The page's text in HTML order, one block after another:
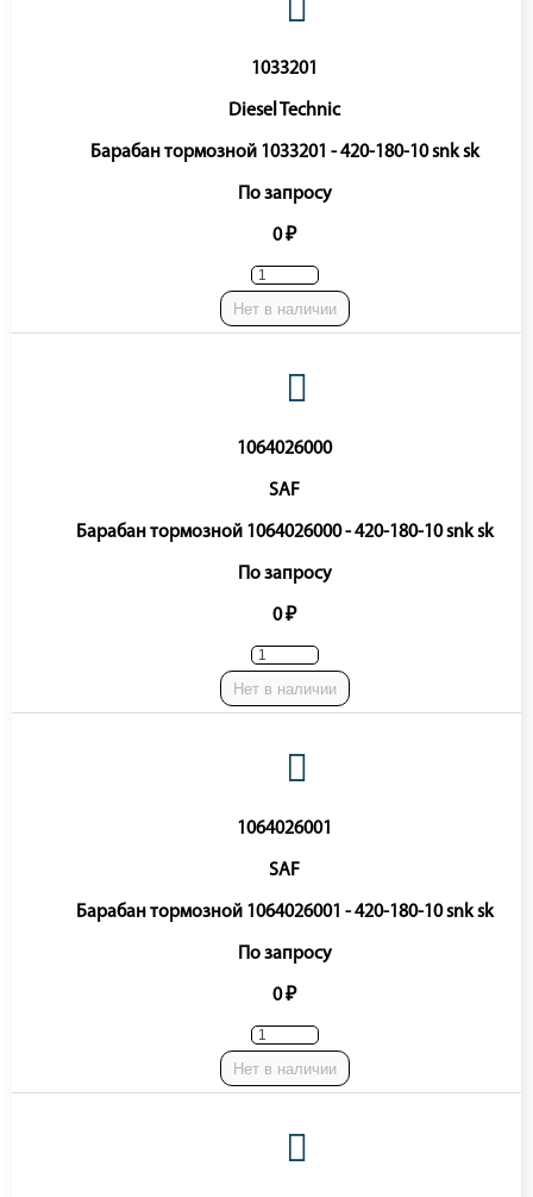
1033201
Diesel Technic
Барабан тормозной 1033201 - 420-180-10 snk sk
По запросу
0 ₽
Нет в наличии
1064026000
SAF
Барабан тормозной 1064026000 - 420-180-10 snk sk
По запросу
0 ₽
Нет в наличии
1064026001
SAF
Барабан тормозной 1064026001 - 420-180-10 snk sk
По запросу
0 ₽
Нет в наличии